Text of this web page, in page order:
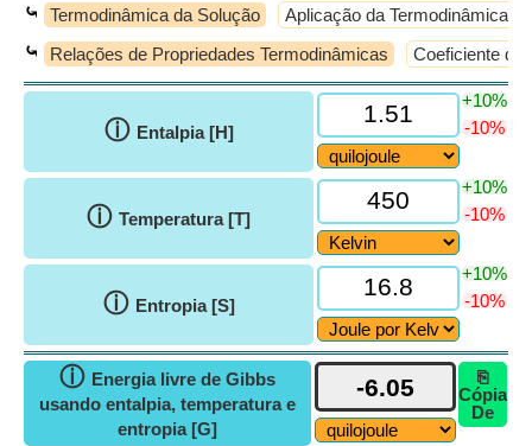
⤿ Termodinâmica da Solução Aplicação da Termodinâmica a
⤿ Relações de Propriedades Termodinâmicas Coeficiente de
ⓘ Entalpia [H]
+10%
-10%
ⓘ Temperatura [T]
+10%
-10%
ⓘ Entropia [S]
+10%
-10%
ⓘ Energia livre de Gibbs
usando entalpia, temperatura e
entropia [G]
⎘
Cópia
De